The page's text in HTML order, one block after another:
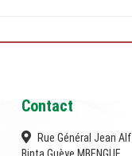
Contact
Rue Général Jean
Binta Guèye MBENGUE.